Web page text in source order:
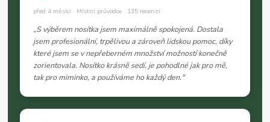
před 4 měsíci · Místní průvodce · 135 recenzí
„S výběrem nosítka jsem maximálně spokojená. Dostala
jsem profesionální, trpělivou a zároveň lidskou pomoc, díky
které jsem se v nepřeberném množství možností konečně
zorientovala. Nosítko krásně sedí, je pohodlné jak pro mě,
tak pro miminko, a používáme ho každý den."